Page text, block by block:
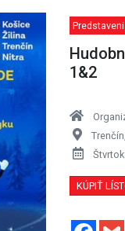
1&2
Štvrtok
KÚPIŤ